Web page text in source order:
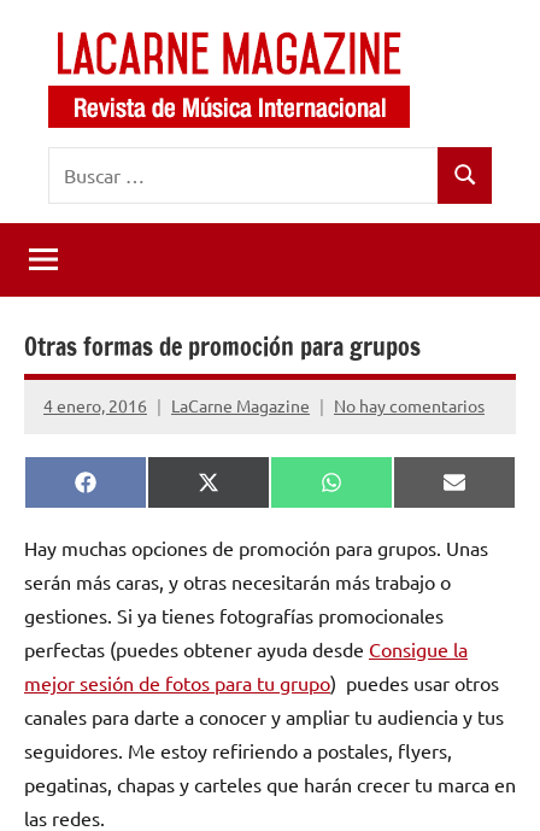
contenido
LaCarne
Magazine
de
música
internacional
Buscar
Otras formas de promoción para grupos
4 enero, 2016 LaCarne Magazine No hay comentarios
Compartir
en
Facebook
Compartir
en
X
(Twitter)
Compartir
en
WhatsApp
en
Email
Hay muchas opciones de promoción para grupos. Unas
serán más caras, y otras necesitarán más trabajo o
gestiones. Si ya tienes fotografías promocionales
perfectas (puedes obtener ayuda desde Consigue la
mejor sesión de fotos para tu grupo) puedes usar otros
canales para darte a conocer y ampliar tu audiencia y tus
seguidores. Me estoy refiriendo a postales, flyers,
pegatinas, chapas y carteles que harán crecer tu marca en
las redes.